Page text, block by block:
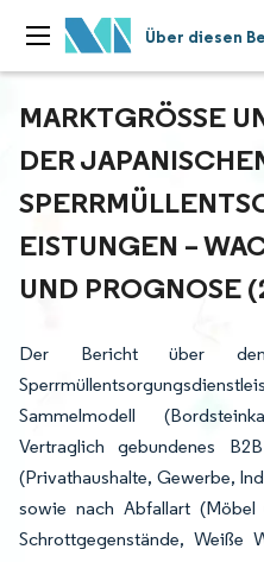
Über diesen
MARKTGRÖSSE
ER JAPANISCHEN
ISTUNGEN –
ND PROGNOSE
Der Bericht über
Sammelmodell
Vertraglich gebundenes
(Privathaushalte, Gewerbe,
sowie nach Abfallart (Möbel
Schrottgegenstände, Weiße